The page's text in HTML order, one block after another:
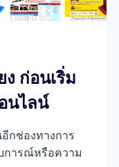
ก่อนเริ่ม
นไลน์
กช่องทางการ
การณ์หรือความ